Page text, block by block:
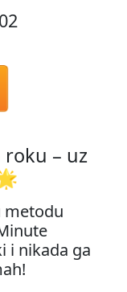
– uz
metodu
i nikada ga